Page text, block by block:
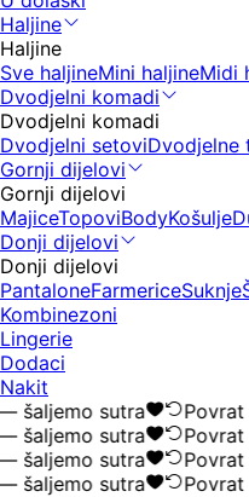
Haljine
Haljine
Sve haljineMini haljineMidi
Dvodjelni komadi
Dvodjelni komadi
Dvodjelni setoviDvodjelne
Gornji dijelovi
Gornji dijelovi
MajiceTopoviBodyKošulje
Donji dijelovi
Donji dijelovi
PantaloneFarmericeSuknje
Kombinezoni
Lingerie
Dodaci
Nakit
sutra
Povrat 30
sutra
Povrat 30
sutra
Povrat 30
sutra
Povrat 30